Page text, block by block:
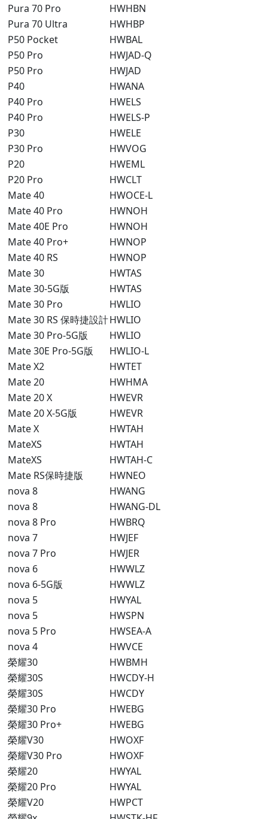
Pura 70 Pro
HWHBN
Pura 70 Ultra
HWHBP
P50 Pocket
HWBAL
P50 Pro
HWJAD-Q
P50 Pro
HWJAD
P40
HWANA
P40 Pro
HWELS
P40 Pro
HWELS-P
P30
HWELE
P30 Pro
HWVOG
P20
HWEML
P20 Pro
HWCLT
Mate 40
HWOCE-L
Mate 40 Pro
HWNOH
Mate 40E Pro
HWNOH
Mate 40 Pro+
HWNOP
Mate 40 RS
HWNOP
Mate 30
HWTAS
Mate 30-5G版
HWTAS
Mate 30 Pro
HWLIO
Mate 30 RS 保時捷設計HWLIO
Mate 30 Pro-5G版
HWLIO
Mate 30E Pro-5G版
HWLIO-L
Mate X2
HWTET
Mate 20
HWHMA
Mate 20 X
HWEVR
Mate 20 X-5G版
HWEVR
Mate X
HWTAH
MateXS
HWTAH
MateXS
HWTAH-C
Mate RS保時捷版
HWNEO
nova 8
HWANG
nova 8
HWANG-DL
nova 8 Pro
HWBRQ
nova 7
HWJEF
nova 7 Pro
HWJER
nova 6
HWWLZ
nova 6-5G版
HWWLZ
nova 5
HWYAL
nova 5
HWSPN
nova 5 Pro
HWSEA-A
nova 4
HWVCE
榮耀30
HWBMH
榮耀30S
HWCDY-H
榮耀30S
HWCDY
榮耀30 Pro
HWEBG
榮耀30 Pro+
HWEBG
榮耀V30
HWOXF
榮耀V30 Pro
HWOXF
榮耀20
HWYAL
榮耀20 Pro
HWYAL
榮耀V20
HWPCT